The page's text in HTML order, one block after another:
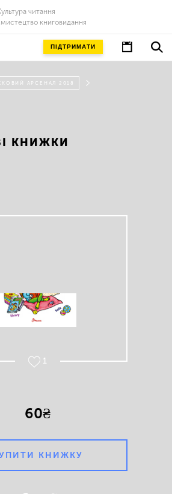
читання
мистецтво книговидання
ПІДТРИМАТИ
АРСЕНАЛ 2018
КНИЖКИ
1
60₴
КНИЖКУ